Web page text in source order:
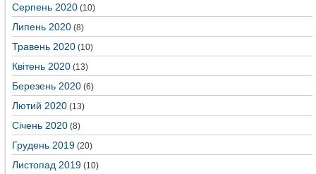
Серпень 2020 (10)
Липень 2020 (8)
Травень 2020 (10)
Квітень 2020 (13)
Березень 2020 (6)
Лютий 2020 (13)
Січень 2020 (8)
Грудень 2019 (20)
Листопад 2019 (10)